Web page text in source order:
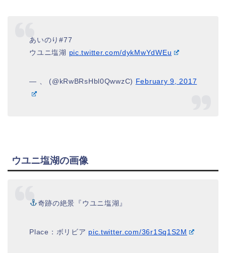
あいのり#77
ウユニ塩湖 pic.twitter.com/dykMwYdWEu
— 、 (@kRwBRsHbl0QwwzC) February 9, 2017
ウユニ塩湖の画像
奇跡の絶景『ウユニ塩湖』
Place：ボリビア pic.twitter.com/36r1Sq1S2M